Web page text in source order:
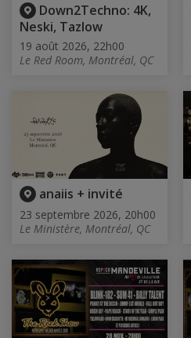
Down2Techno: 4K,
Neski, Tazlow
19 août 2026, 22h00
Le Red Room, Montréal, QC
anaiis + invité
23 septembre 2026, 20h00
Le Ministère, Montréal, QC